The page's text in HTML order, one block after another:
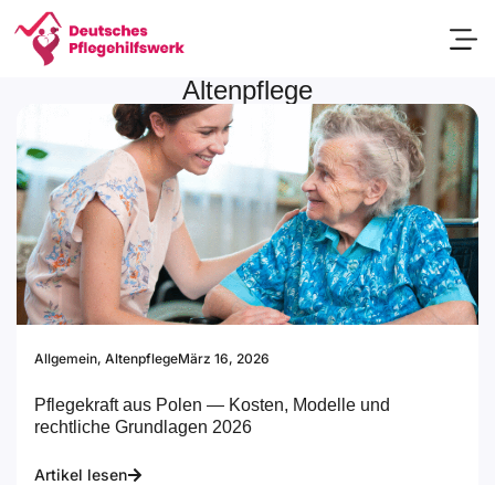
Altenpflege
Allgemein, AltenpflegeMärz 16, 2026
Pflegekraft aus Polen — Kosten, Modelle und
rechtliche Grundlagen 2026
Artikel lesen